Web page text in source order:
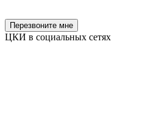
Перезвоните мне
ЦКИ в социальных сетях